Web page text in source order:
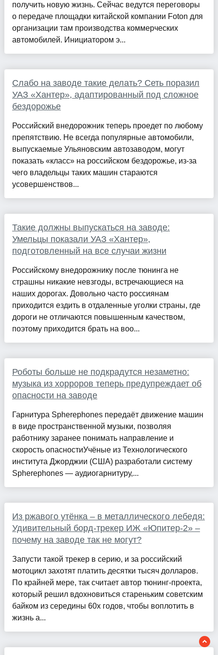
получить новую жизнь. Сейчас ведутся переговоры
о передаче площадки китайской компании Foton для
организации там производства коммерческих
автомобилей. Инициатором э...
Слабо на заводе такие делать? Сеть поразил
УАЗ «Хантер», адаптированный под сложное
бездорожье
Российский внедорожник теперь проедет по любому
препятствию. Не всегда популярные автомобили,
выпускаемые Ульяновским автозаводом, могут
показать «класс» на российском бездорожье, из-за
чего владельцы таких машин стараются
усовершенствов...
Такие должны выпускаться на заводе:
Умельцы показали УАЗ «Хантер»,
подготовленный на все случаи жизни
Российскому внедорожнику после тюнинга не
страшны никакие невзгоды, встречающиеся на
наших дорогах. Довольно часто россиянам
приходится ездить в отдаленные уголки страны, где
дороги не отличаются повышенным качеством,
поэтому приходится брать на воо...
Роботы больше не подкрадутся незаметно:
музыка из хорроров теперь предупреждает об
опасности на заводе
Гарнитура Spherephones передаёт движение машин
в виде пространственной музыки, позволяя
работнику заранее понимать направление и
скорость опасностиУчёные из Технологического
института Джорджии (США) разработали систему
Spherephones — аудиогарнитуру,...
Из ржавого утёнка – в металлического лебедя:
Удивительный борд-трекер ИЖ «Юпитер-2» –
почему на заводе так не могут?
Запусти такой трекер в серию, и за российский
мотоцикл захотят платить десятки тысяч долларов.
По крайней мере, так считает автор тюнинг-проекта,
который решил вдохновиться стареньким советским
байком из середины 60х годов, чтобы воплотить в
жизнь а...